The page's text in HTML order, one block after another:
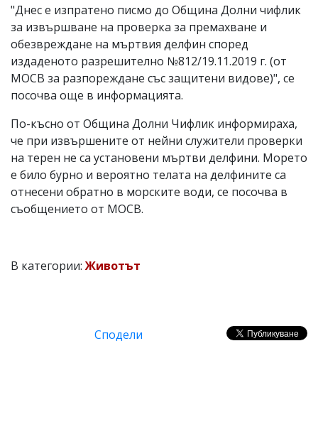
"Днес е изпратено писмо до Община Долни чифлик
за извършване на проверка за премахване и
обезвреждане на мъртвия делфин според
издаденото разрешително №812/19.11.2019 г. (от
МОСВ за разпореждане със защитени видове)", се
посочва още в информацията.
По-късно от Община Долни Чифлик информираха,
че при извършените от нейни служители проверки
на терен не са установени мъртви делфини. Морето
е било бурно и вероятно телата на делфините са
отнесени обратно в морските води, се посочва в
съобщението от МОСВ.
В категории:Животът
Сподели